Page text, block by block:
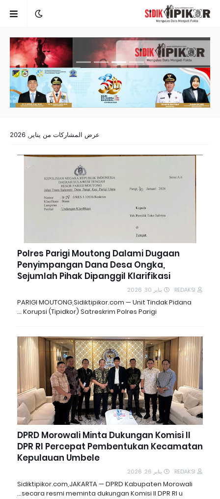
عرض المشاركات من يناير, 2026
Polres Parigi Moutong Dalami Dugaan
Penyimpangan Dana Desa Ongka,
Sejumlah Pihak Dipanggil Klarifikasi
REDAKSI يناير 30, 2026
PARIGI MOUTONG,Sidiktipikor.com — Unit Tindak Pidana
Korupsi (Tipidkor) Satreskrim Polres Parigi …
DPRD Morowali Minta Dukungan Komisi II
DPR RI Percepat Pembentukan Kecamatan
Kepulauan Umbele
REDAKSI يناير 26, 2026
Sidiktipikor.com,JAKARTA — DPRD Kabupaten Morowali
secara resmi meminta dukungan Komisi II DPR RI u…